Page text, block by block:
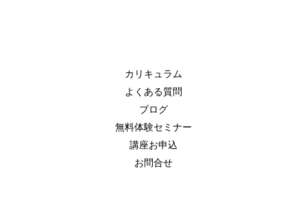
カリキュラム
よくある質問
ブログ
無料体験セミナー
講座お申込
お問合せ